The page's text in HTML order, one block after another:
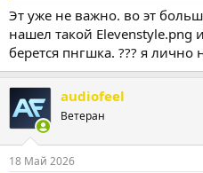
Эт уже не важно. во эт
нашел такой Elevenstyle.png
берется пнгшка. ??? я лично
audiofeel
Ветеран
18 Май 2026